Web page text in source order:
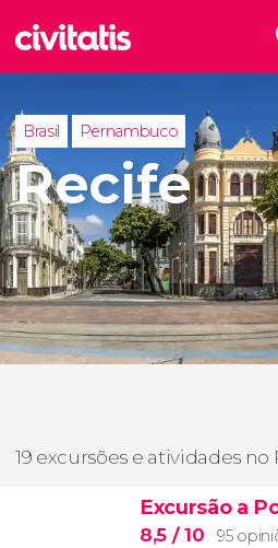
Brasil Pernambuco
Recife
19 excursões e atividades no
Excursão a
8,5 / 10 95